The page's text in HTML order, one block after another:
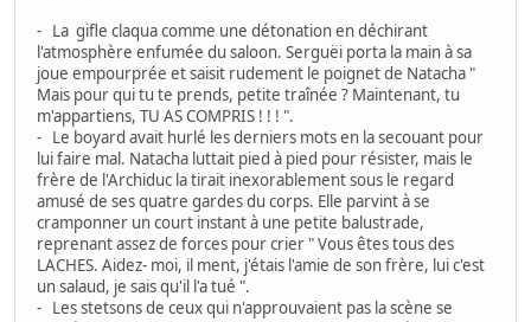
- La gifle claqua comme une détonation en déchirant
l'atmosphère enfumée du saloon. Serguëi porta la main à sa
joue empourprée et saisit rudement le poignet de Natacha "
Mais pour qui tu te prends, petite traînée ? Maintenant, tu
m'appartiens, TU AS COMPRIS ! ! ! ".
- Le boyard avait hurlé les derniers mots en la secouant pour
lui faire mal. Natacha luttait pied à pied pour résister, mais le
frère de l'Archiduc la tirait inexorablement sous le regard
amusé de ses quatre gardes du corps. Elle parvint à se
cramponner un court instant à une petite balustrade,
reprenant assez de forces pour crier " Vous êtes tous des
LACHES. Aidez- moi, il ment, j'étais l'amie de son frère, lui c'est
un salaud, je sais qu'il l'a tué ".
- Les stetsons de ceux qui n'approuvaient pas la scène se